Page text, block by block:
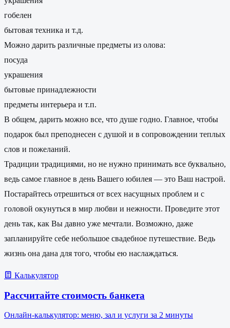
гобелен
бытовая техника и т.д.
Можно дарить различные предметы из олова:
посуда
украшения
бытовые принадлежности
предметы интерьера и т.п.
В общем, дарить можно все, что душе годно. Главное, чтобы
подарок был преподнесен с душой и в сопровождении теплых
слов и пожеланий.
Традиции традициями, но не нужно принимать все буквально,
ведь самое главное в день Вашего юбилея — это Ваш настрой.
Постарайтесь отрешиться от всех насущных проблем и с
головой окунуться в мир любви и нежности. Проведите этот
день так, как Вы давно уже мечтали. Возможно, даже
запланируйте себе небольшое свадебное путешествие. Ведь
жизнь она дана для того, чтобы ею наслаждаться.
Калькулятор
Рассчитайте стоимость банкета
Онлайн-калькулятор: меню, зал и услуги за 2 минуты